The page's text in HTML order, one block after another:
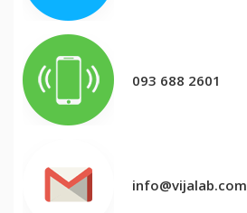
093 688 2601
info@vijalab.com